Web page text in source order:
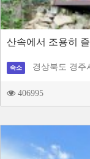
산속에서 조용히
숙소 경상북도 경주
406995